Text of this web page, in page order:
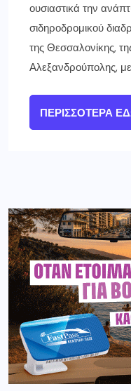
ουσιαστικά την
σιδηροδρομικού
της Θεσσαλονίκης,
Αλεξανδρούπολης,
ΠΕΡΙΣΣΌΤΕΡΑ